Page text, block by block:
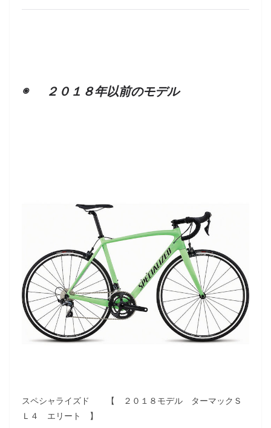
◉ ２０１８年以前のモデル
スペシャライズド 【 ２０１８モデル ターマックＳ
Ｌ４ エリート 】